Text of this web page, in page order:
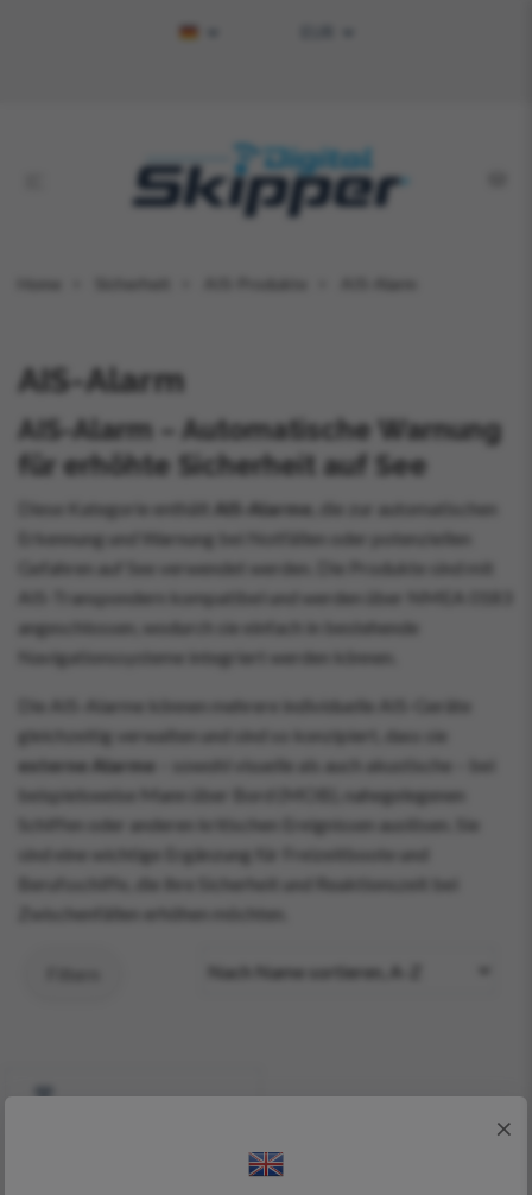
AIS-Alarm
AIS-Alarm – Automatische Warnung
für erhöhte Sicherheit auf See
Diese Kategorie enthält AIS-Alarme
, die zur automatischen
Erkennung und Warnung bei Notfällen oder potenziellen
Gefahren auf See verwendet werden. Die Produkte sind mit
AIS-Transpondern kompatibel und werden über NMEA 0183
angeschlossen, wodurch sie einfach in bestehende
Navigationssysteme integriert werden können.
Die AIS-Alarme können mehrere individuelle AIS-Geräte
gleichzeitig verwalten und sind so konzipiert, dass sie
externe Alarme
– sowohl visuelle als auch akustische – bei
beispielsweise Mann über Bord (MOB), nahegelegenen
Schiffen oder anderen kritischen Ereignissen auslösen. Sie
sind eine wichtige Ergänzung für Freizeitboote und
Berufsschiffe, die ihre Sicherheit und Reaktionszeit bei
Zwischenfällen erhöhen möchten.
×